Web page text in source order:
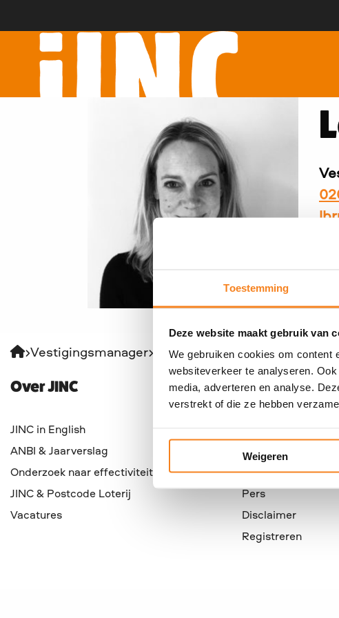
Toestemming
Deze website maakt gebruik van
We gebruiken cookies om content
websiteverkeer te analyseren.
media, adverteren en analyse.
verstrekt of die ze hebben
Weigeren
e-
Vestigingsmanager Lotje Bruin
Over JINC
JINC in English
ANBI & Jaarverslag
Onderzoek naar effectiviteit
JINC & Postcode Loterij
Vacatures
Overig
Cookies
Veelgestelde
Pers
Disclaimer
Registreren